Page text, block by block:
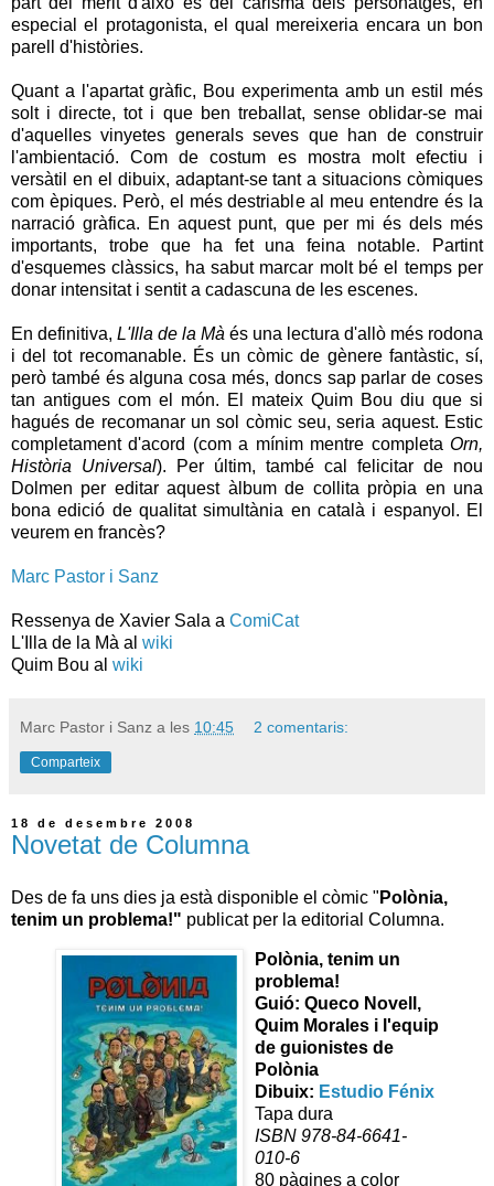
especial el protagonista, el qual mereixeria encara un bon
parell d'històries.
Quant a l'apartat gràfic, Bou experimenta amb un estil més
solt i directe, tot i que ben treballat, sense oblidar-se mai
d'aquelles vinyetes generals seves que han de construir
l'ambientació. Com de costum es mostra molt efectiu i
versàtil en el dibuix, adaptant-se tant a situacions còmiques
com èpiques. Però, el més destriable al meu entendre és la
narració gràfica. En aquest punt, que per mi és dels més
importants, trobe que ha fet una feina notable. Partint
d'esquemes clàssics, ha sabut marcar molt bé el temps per
donar intensitat i sentit a cadascuna de les escenes.
En definitiva, L'Illa de la Mà és una lectura d'allò més rodona
i del tot recomanable. És un còmic de gènere fantàstic, sí,
però també és alguna cosa més, doncs sap parlar de coses
tan antigues com el món. El mateix Quim Bou diu que si
hagués de recomanar un sol còmic seu, seria aquest. Estic
completament d'acord (com a mínim mentre completa Orn,
Història Universal). Per últim, també cal felicitar de nou
Dolmen per editar aquest àlbum de collita pròpia en una
bona edició de qualitat simultània en català i espanyol. El
veurem en francès?
Marc Pastor i Sanz
Ressenya de Xavier Sala a ComiCat
L'Illa de la Mà al wiki
Quim Bou al wiki
Marc Pastor i Sanz a les 10:45 2 comentaris:
Comparteix
18 de desembre 2008
Novetat de Columna
Des de fa uns dies ja està disponible el còmic " Polònia,
tenim un problema!" publicat per la editorial Columna.
Polònia, tenim un
problema!
Guió: Queco Novell,
Quim Morales i l'equip
de guionistes de
Polònia
Dibuix: Estudio Fénix
Tapa dura
ISBN 978-84-6641-
010-6
80 pàgines a color